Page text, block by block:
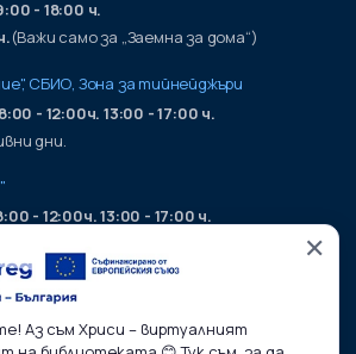
- 18:00 ч.
(Важи само за „Заемна за дома“)
СБИО, Зона за тийнейджъри
8:00 - 12:00ч. 13:00 - 17:00 ч.
дни.
- 12:00ч. 13:00 - 17:00 ч.
- 17:00ч.
дни.
✕
Аз съм Хриси – виртуалният